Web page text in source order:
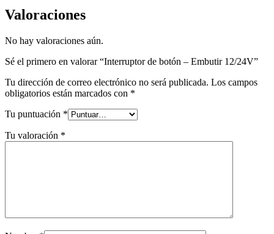
Valoraciones
No hay valoraciones aún.
Sé el primero en valorar “Interruptor de botón – Embutir 12/24V”
Tu dirección de correo electrónico no será publicada. Los campos
obligatorios están marcados con *
Tu puntuación *
Tu valoración *